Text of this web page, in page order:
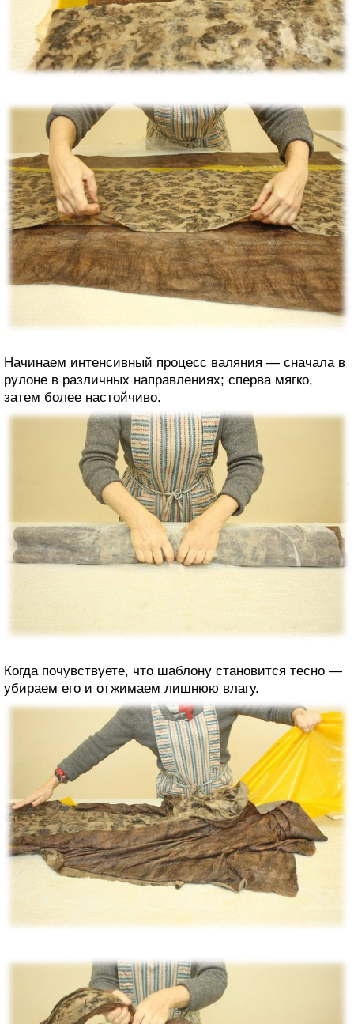
Начинаем интенсивный процесс валяния — сначала в
рулоне в различных направлениях; сперва мягко,
затем более настойчиво.
Когда почувствуете, что шаблону становится тесно —
убираем его и отжимаем лишнюю влагу.